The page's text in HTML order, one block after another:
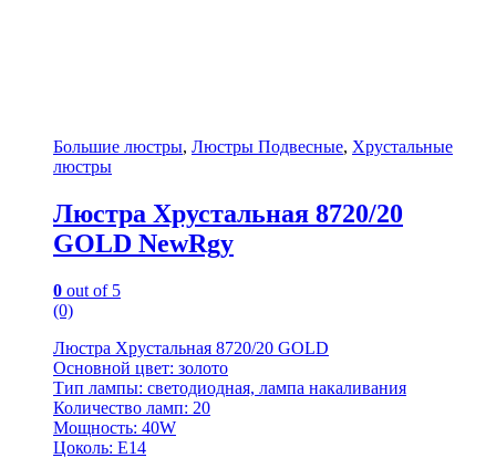
Большие люстры, Люстры Подвесные, Хрустальные
люстры
Люстра Хрустальная 8720/20
GOLD NewRgy
0 out of 5
(0)
Люстра Хрустальная 8720/20 GOLD
Основной цвет: золото
Тип лампы: светодиодная, лампа накаливания
Количество ламп: 20
Мощность: 40W
Цоколь: E14